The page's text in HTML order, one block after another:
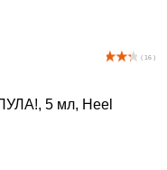
( 16 )
5 мл, Heel